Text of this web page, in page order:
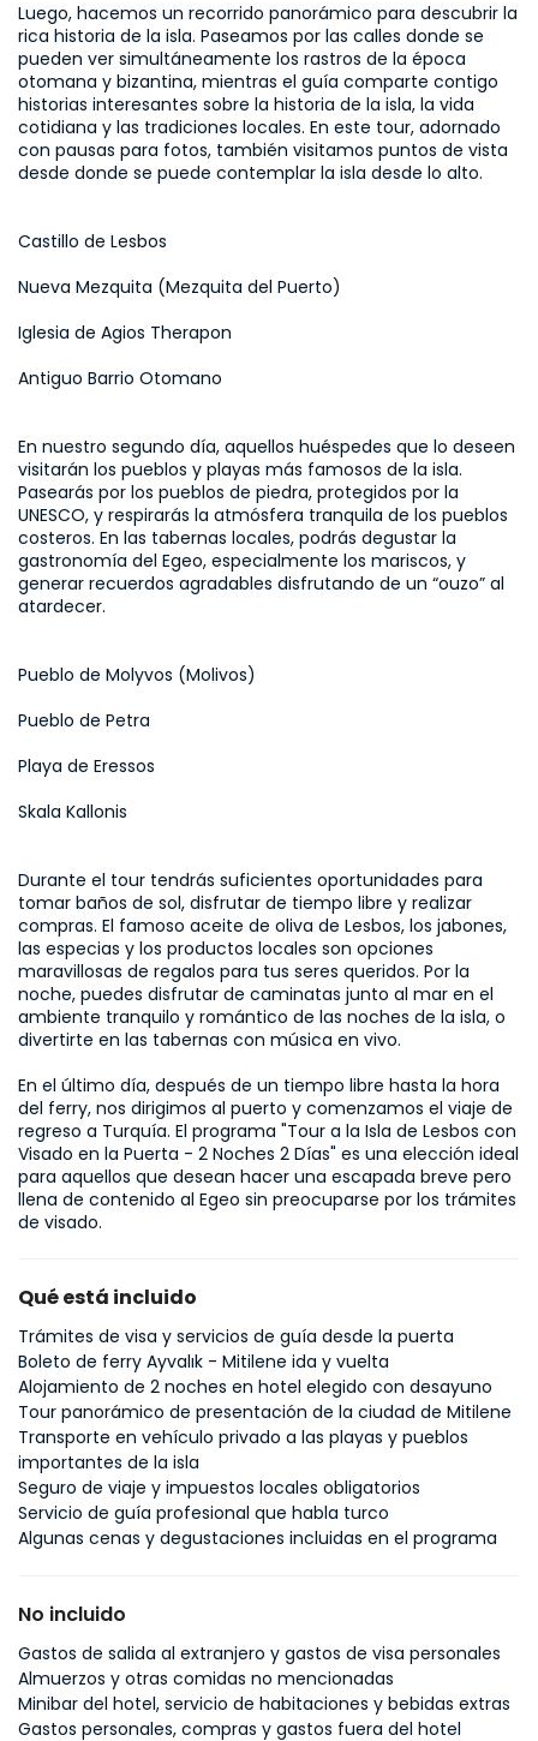
Luego, hacemos un recorrido panorámico para descubrir la
rica historia de la isla. Paseamos por las calles donde se
pueden ver simultáneamente los rastros de la época
otomana y bizantina, mientras el guía comparte contigo
historias interesantes sobre la historia de la isla, la vida
cotidiana y las tradiciones locales. En este tour, adornado
con pausas para fotos, también visitamos puntos de vista
desde donde se puede contemplar la isla desde lo alto.
Castillo de Lesbos
Nueva Mezquita (Mezquita del Puerto)
Iglesia de Agios Therapon
Antiguo Barrio Otomano
En nuestro segundo día, aquellos huéspedes que lo deseen
visitarán los pueblos y playas más famosos de la isla.
Pasearás por los pueblos de piedra, protegidos por la
UNESCO, y respirarás la atmósfera tranquila de los pueblos
costeros. En las tabernas locales, podrás degustar la
gastronomía del Egeo, especialmente los mariscos, y
generar recuerdos agradables disfrutando de un “ouzo” al
atardecer.
Pueblo de Molyvos (Molivos)
Pueblo de Petra
Playa de Eressos
Skala Kallonis
Durante el tour tendrás suficientes oportunidades para
tomar baños de sol, disfrutar de tiempo libre y realizar
compras. El famoso aceite de oliva de Lesbos, los jabones,
las especias y los productos locales son opciones
maravillosas de regalos para tus seres queridos. Por la
noche, puedes disfrutar de caminatas junto al mar en el
ambiente tranquilo y romántico de las noches de la isla, o
divertirte en las tabernas con música en vivo.
En el último día, después de un tiempo libre hasta la hora
del ferry, nos dirigimos al puerto y comenzamos el viaje de
regreso a Turquía. El programa "Tour a la Isla de Lesbos con
Visado en la Puerta - 2 Noches 2 Días" es una elección ideal
para aquellos que desean hacer una escapada breve pero
llena de contenido al Egeo sin preocuparse por los trámites
de visado.
Qué está incluido
Trámites de visa y servicios de guía desde la puerta
Boleto de ferry Ayvalık - Mitilene ida y vuelta
Alojamiento de 2 noches en hotel elegido con desayuno
Tour panorámico de presentación de la ciudad de Mitilene
Transporte en vehículo privado a las playas y pueblos
importantes de la isla
Seguro de viaje y impuestos locales obligatorios
Servicio de guía profesional que habla turco
Algunas cenas y degustaciones incluidas en el programa
No incluido
Gastos de salida al extranjero y gastos de visa personales
Almuerzos y otras comidas no mencionadas
Minibar del hotel, servicio de habitaciones y bebidas extras
Gastos personales, compras y gastos fuera del hotel